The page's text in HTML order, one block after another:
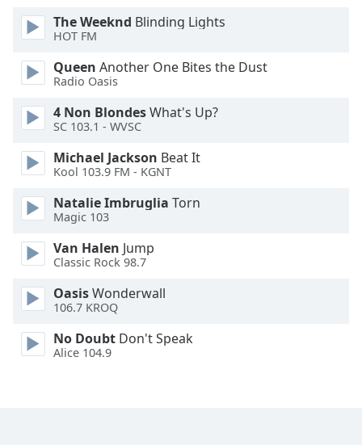
Family
Reset
Close
Modal
End
window.
The Weeknd Blinding Lights
HOT FM
Queen Another One Bites the Dust
Radio Oasis
4 Non BlondesWhat's Up?
SC 103.1 - WVSC
Michael Jackson Beat It
Kool 103.9 FM - KGNT
Natalie Imbruglia Torn
Magic 103
Van Halen Jump
Classic Rock 98.7
OasisWonderwall
106.7 KROQ
No Doubt Don't Speak
Alice 104.9